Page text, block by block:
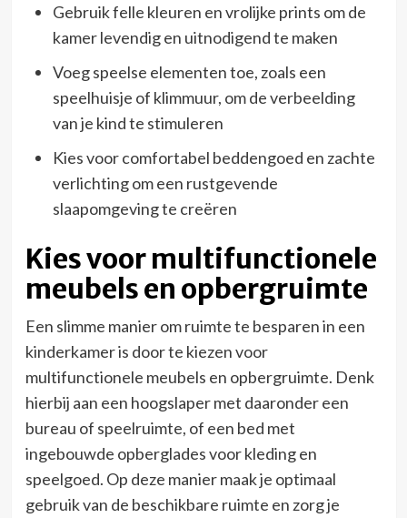
Gebruik felle kleuren en vrolijke prints om de
kamer levendig en uitnodigend te maken
Voeg speelse elementen toe, zoals een
speelhuisje of klimmuur, om de verbeelding
van je kind te stimuleren
Kies voor comfortabel beddengoed en zachte
verlichting om een rustgevende
slaapomgeving te creëren
Kies voor multifunctionele
meubels en opbergruimte
Een slimme manier om ruimte te besparen in een
kinderkamer is door te kiezen voor
multifunctionele meubels en opbergruimte. Denk
hierbij aan een hoogslaper met daaronder een
bureau of speelruimte, of een bed met
ingebouwde opberglades voor kleding en
speelgoed. Op deze manier maak je optimaal
gebruik van de beschikbare ruimte en zorg je